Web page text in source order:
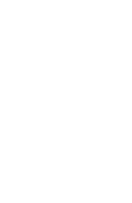
入学共通テスト「受験上の配慮案内」